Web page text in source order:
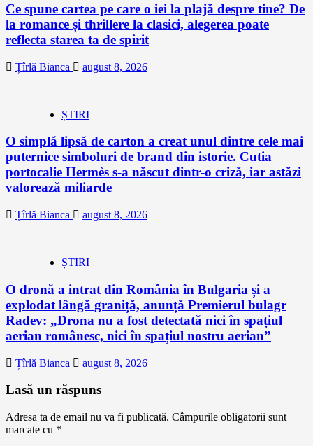
Ce spune cartea pe care o iei la plajă despre tine? De
la romance și thrillere la clasici, alegerea poate
reflecta starea ta de spirit
Țîrlă Bianca august 8, 2026
ȘTIRI
O simplă lipsă de carton a creat unul dintre cele mai
puternice simboluri de brand din istorie. Cutia
portocalie Hermès s-a născut dintr-o criză, iar astăzi
valorează miliarde
Țîrlă Bianca august 8, 2026
ȘTIRI
O dronă a intrat din România în Bulgaria și a
explodat lângă graniță, anunță Premierul bulagr
Radev: „Drona nu a fost detectată nici în spațiul
aerian românesc, nici în spațiul nostru aerian”
Țîrlă Bianca august 8, 2026
Lasă un răspuns
Adresa ta de email nu va fi publicată. Câmpurile obligatorii sunt
marcate cu *